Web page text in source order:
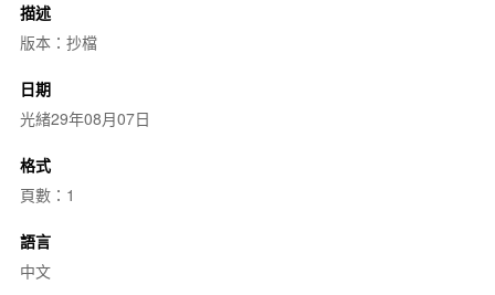
描述
版本：抄檔
日期
光緒29年08月07日
格式
頁數：1
語言
中文